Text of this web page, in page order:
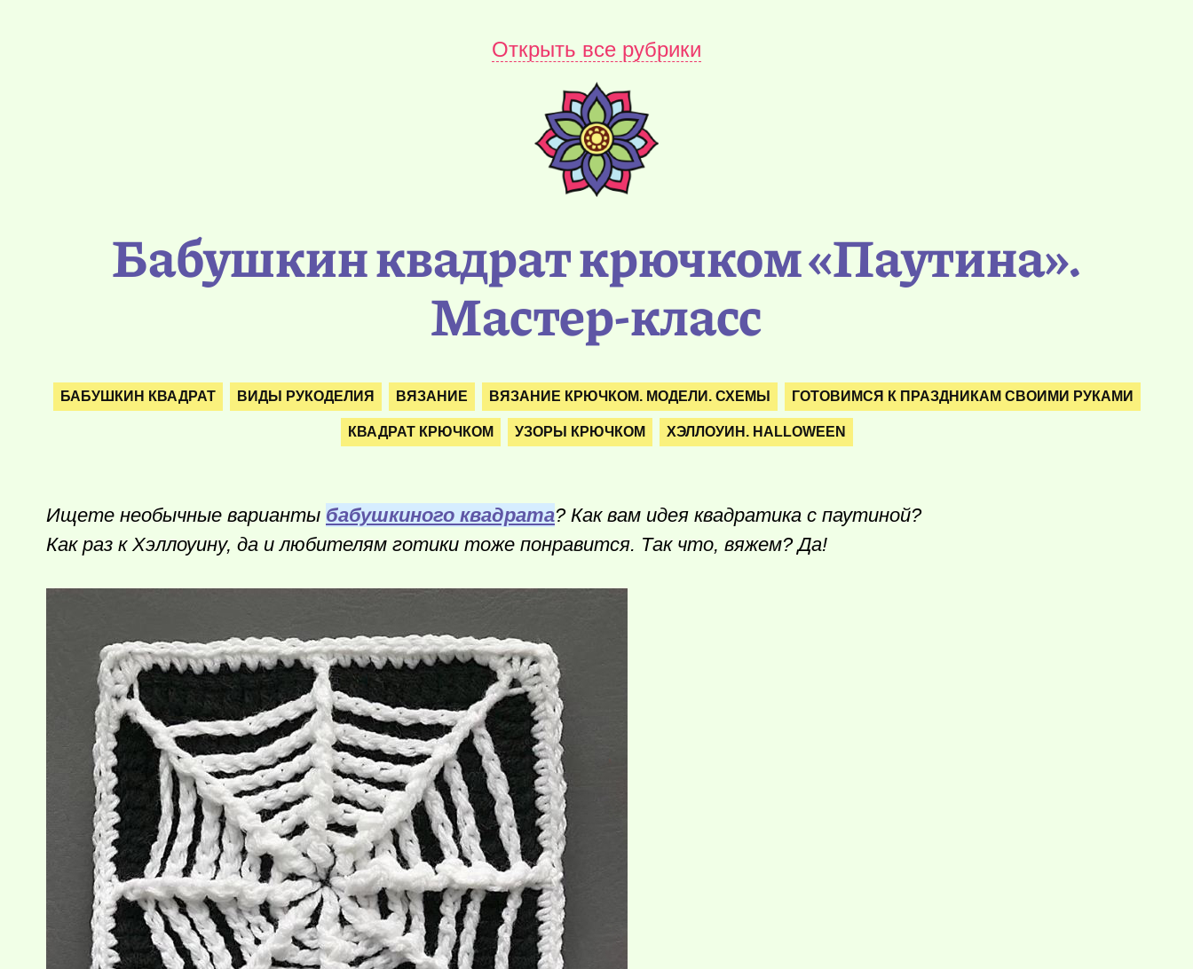
Открыть все рубрики
Бабушкин квадрат крючком «Паутина».
Мастер-класс
БАБУШКИН КВАДРАТ ВИДЫ РУКОДЕЛИЯ ВЯЗАНИЕ ВЯЗАНИЕ КРЮЧКОМ. МОДЕЛИ. СХЕМЫ ГОТОВИМСЯ К ПРАЗДНИКАМ СВОИМИ РУКАМИ
КВАДРАТ КРЮЧКОМ УЗОРЫ КРЮЧКОМ ХЭЛЛОУИН. HALLOWEEN
Ищете необычные варианты бабушкиного квадрата? Как вам идея квадратика с паутиной?
Как раз к Хэллоуину, да и любителям готики тоже понравится. Так что, вяжем? Да!